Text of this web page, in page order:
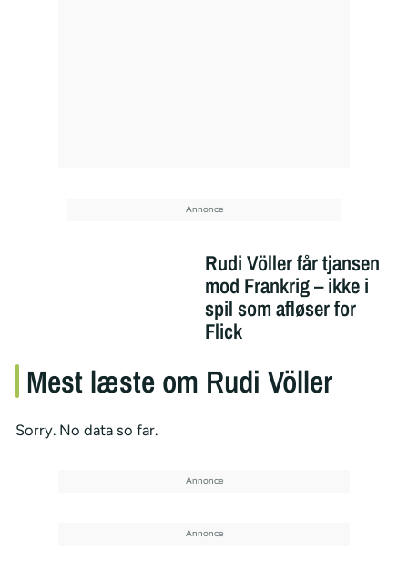
Rudi Völler får tjansen
mod Frankrig – ikke i
spil som afløser for
Flick
Mest læste om Rudi Völler
Sorry. No data so far.